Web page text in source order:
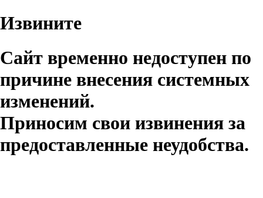
Извините
Сайт временно недоступен по
причине внесения системных
изменений.
Приносим свои извинения за
предоставленные неудобства.